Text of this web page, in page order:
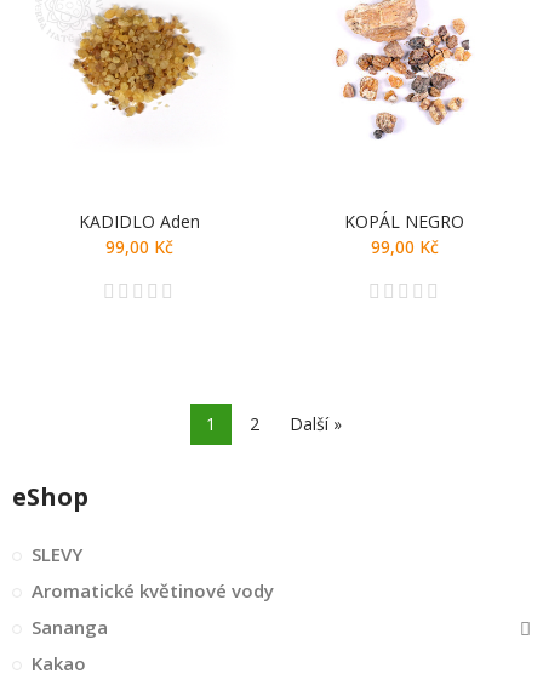
KADIDLO Aden
99,00 Kč
KOPÁL NEGRO
99,00 Kč
1 2 Další »
eShop
SLEVY
Aromatické květinové vody
Sananga
Kakao